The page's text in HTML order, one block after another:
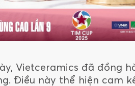
Vietceramics đã đồng
Điều này thể hiện cam